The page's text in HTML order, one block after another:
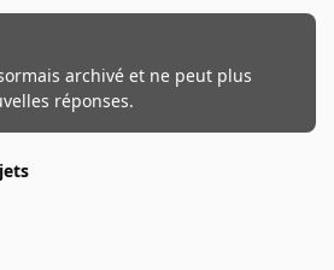
archivé et ne peut plus
réponses.